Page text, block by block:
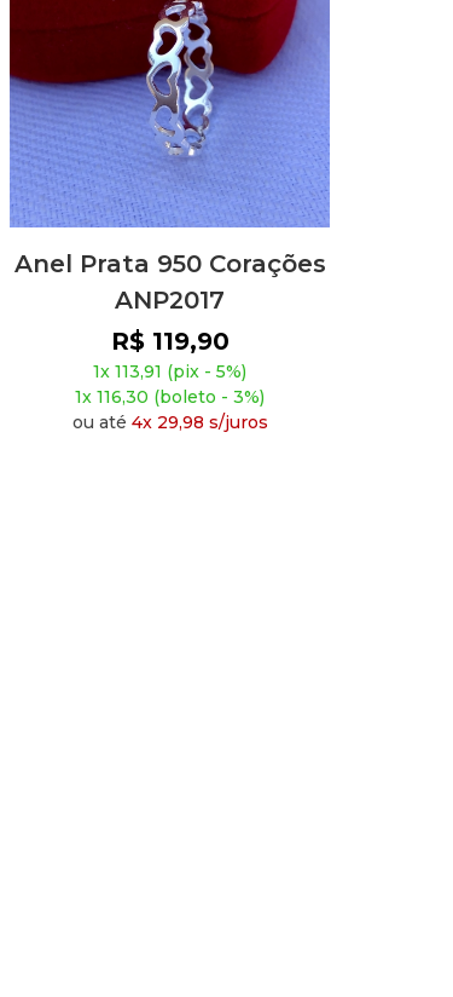
Anel Prata 950 Corações
ANP2017
R$ 119,90
1x 113,91 (pix - 5%)
1x 116,30 (boleto - 3%)
ou até 4x 29,98 s/juros